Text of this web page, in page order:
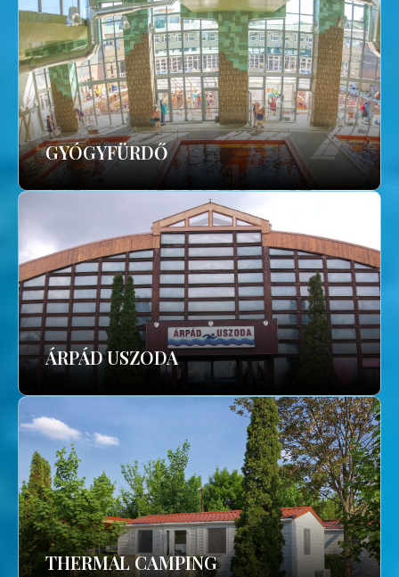
GYÓGYFÜRDŐ
ÁRPÁD USZODA
THERMAL CAMPING